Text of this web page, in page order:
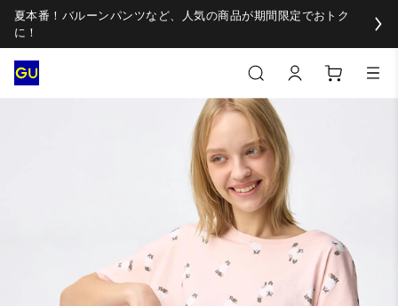
夏本番！バルーンパンツなど、人気の商品が期間限定でおトク
に！